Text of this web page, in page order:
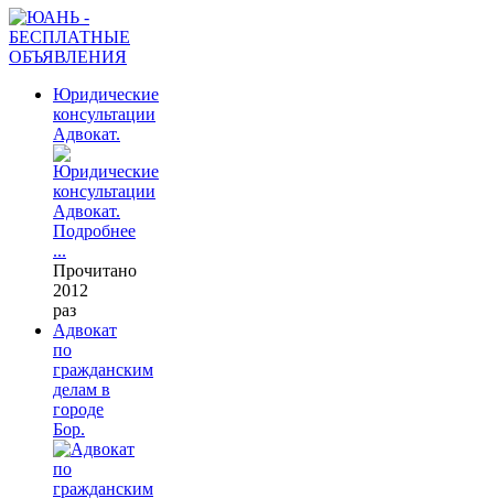
Юридические
консультации
Адвокат.
Подробнее
...
Прочитано
2012
раз
Адвокат
по
гражданским
делам в
городе
Бор.